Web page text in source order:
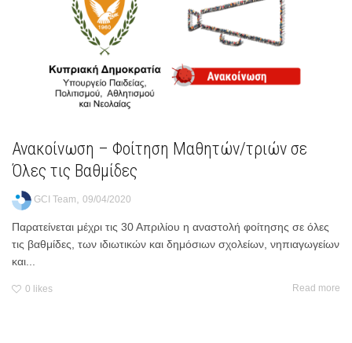
Ανακοίνωση – Φοίτηση Μαθητών/τριών σε
Όλες τις Βαθμίδες
GCI Team, 09/04/2020
Παρατείνεται μέχρι τις 30 Απριλίου η αναστολή φοίτησης σε όλες
τις βαθμίδες, των ιδιωτικών και δημόσιων σχολείων, νηπιαγωγείων
και...
0 likes Read more